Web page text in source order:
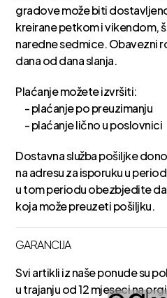
gradove može biti
kreirane petkom i vikendom,
naredne sedmice. Obavezni
dana od dana slanja.
Plaćanje možete izvršiti:
- plaćanje po preuzimanju
- plaćanje lično u poslovnici
Dostavna služba pošiljke
na adresu za isporuku u
u tom periodu obezbjedite
koja može preuzeti pošiljku.
GARANCIJA
Svi artikli iz naše ponude su
u trajanju od 12 mjeseci na